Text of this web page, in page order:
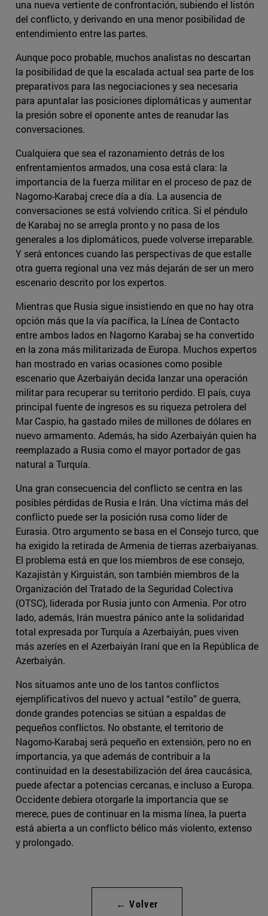
una nueva vertiente de confrontación, subiendo el listón
del conflicto, y derivando en una menor posibilidad de
entendimiento entre las partes.
Aunque poco probable, muchos analistas no descartan
la posibilidad de que la escalada actual sea parte de los
preparativos para las negociaciones y sea necesaria
para apuntalar las posiciones diplomáticas y aumentar
la presión sobre el oponente antes de reanudar las
conversaciones.
Cualquiera que sea el razonamiento detrás de los
enfrentamientos armados, una cosa está clara: la
importancia de la fuerza militar en el proceso de paz de
Nagorno-Karabaj crece día a día. La ausencia de
conversaciones se está volviendo crítica. Si el péndulo
de Karabaj no se arregla pronto y no pasa de los
generales a los diplomáticos, puede volverse irreparable.
Y será entonces cuando las perspectivas de que estalle
otra guerra regional una vez más dejarán de ser un mero
escenario descrito por los expertos.
Mientras que Rusia sigue insistiendo en que no hay otra
opción más que la vía pacífica, la Línea de Contacto
entre ambos lados en Nagorno Karabaj se ha convertido
en la zona más militarizada de Europa. Muchos expertos
han mostrado en varias ocasiones como posible
escenario que Azerbaiyán decida lanzar una operación
militar para recuperar su territorio perdido. El país, cuya
principal fuente de ingresos es su riqueza petrolera del
Mar Caspio, ha gastado miles de millones de dólares en
nuevo armamento. Además, ha sido Azerbaiyán quien ha
reemplazado a Rusia como el mayor portador de gas
natural a Turquía.
Una gran consecuencia del conflicto se centra en las
posibles pérdidas de Rusia e Irán. Una víctima más del
conflicto puede ser la posición rusa como líder de
Eurasia. Otro argumento se basa en el Consejo turco, que
ha exigido la retirada de Armenia de tierras azerbaiyanas.
El problema está en que los miembros de ese consejo,
Kazajistán y Kirguistán, son también miembros de la
Organización del Tratado de la Seguridad Colectiva
(OTSC), liderada por Rusia junto con Armenia. Por otro
lado, además, Irán muestra pánico ante la solidaridad
total expresada por Turquía a Azerbaiyán, pues viven
más azeríes en el Azerbaiyán Iraní que en la República de
Azerbaiyán.
Nos situamos ante uno de los tantos conflictos
ejemplificativos del nuevo y actual “estilo” de guerra,
donde grandes potencias se sitúan a espaldas de
pequeños conflictos. No obstante, el territorio de
Nagorno-Karabaj será pequeño en extensión, pero no en
importancia, ya que además de contribuir a la
continuidad en la desestabilización del área caucásica,
puede afectar a potencias cercanas, e incluso a Europa.
Occidente debiera otorgarle la importancia que se
merece, pues de continuar en la misma línea, la puerta
está abierta a un conflicto bélico más violento, extenso
y prolongado.
← Volver